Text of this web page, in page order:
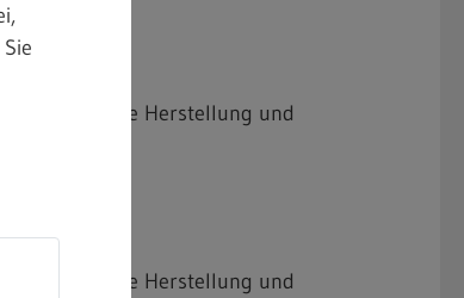
für die Herstellung und
für die Herstellung und